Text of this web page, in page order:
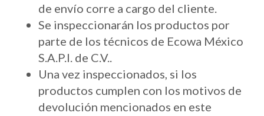
de envío corre a cargo del cliente.
Se inspeccionarán los productos por
parte de los técnicos de Ecowa México
S.A.P.I. de C.V..
Una vez inspeccionados, si los
productos cumplen con los motivos de
devolución mencionados en este